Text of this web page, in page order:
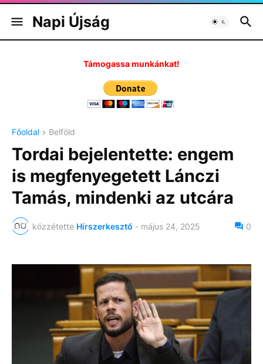
Napi Újság
Támogassa munkánkat!
Főoldal Belföld
Tordai bejelentette: engem
is megfenyegetett Lánczi
Tamás, mindenki az utcára
közzétette Hírszerkesztő - május 24, 2025 0